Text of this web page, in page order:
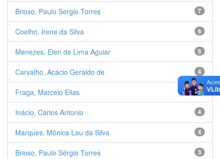
7
Brioso, Paulo Sergio Torres
6
Coelho, Irene da Silva
5
Menezes, Elen de Lima Aguiar
4
Carvalho, Acácio Geraldo de
4
Fraga, Marcelo Elias
4
Inácio, Carlos Antonio
4
Marques, Mônica Lau da Silva
3
Brioso, Paulo Sérgio Torres